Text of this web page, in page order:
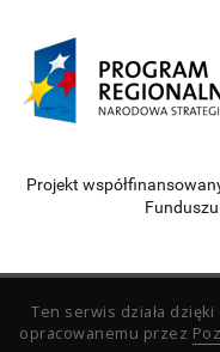
Projekt
Ten serwis działa
opracowanemu przez